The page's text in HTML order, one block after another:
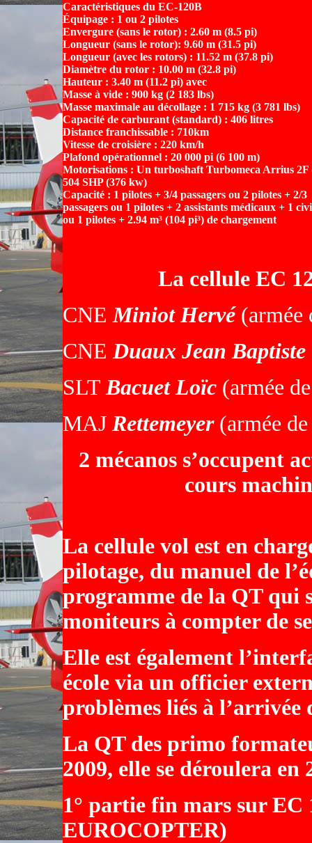
Caractéristiques du EC-120B
Équipage : 1 ou 2 pilotes
Envergure (sans le rotor) : 2.60 m (8.5 pi)
Longueur (sans le rotor): 9.60 m (31.5 pi)
Longueur (avec les rotors) : 11.52 m (37.8 pi)
Diamètre du rotor : 10.00 m (32.8 pi)
Hauteur : 3.40 m (11.2 pi) avec
Masse à vide : 900 kg (2 183 lbs)
Masse maximale au décollage : 1 715 kg (3 781 lbs)
Capacité de carburant (standard) : 406 litres
Distance franchissable : 710km
Vitesse de croisière : 220 km/h
Plafond opérationnel : 20 000 pi (6 100 m)
Motorisations : Un turboshaft Turbomeca Arrius 2F
504 SHP (376 kw)
Capacité : 1 pilotes + 3/4 passagers ou 2 pilotes + 2/3
passagers ou 1 pilotes + 2 assistants médicaux + 1
ou 1 pilotes + 2.94 m³ (104 pi³) de chargement
La cellule EC
CNEMiniot Hervé(armée
CNEDuaux Jean Baptiste
SLTBacuet Loïc (armée
MAJ Rettemeyer(armée
2 mécanos s’occupent
cours
La cellule vol est en
pilotage, du manuel de
programme de la QT qui
moniteurs à compter de
Elle est également
école via un officier
problèmes liés à l’arrivée
La QT des primo
2009, elle se déroulera en
1° partie fin mars sur EC
EUROCOPTER)